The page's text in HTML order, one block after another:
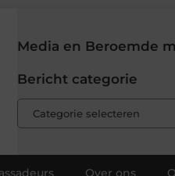
Media en Beroemde
Bericht categorie
Over ons